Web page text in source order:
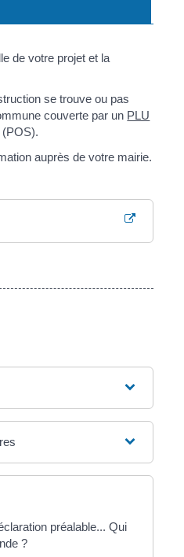
de votre projet et la
se trouve ou pas
couverte par un PLU
auprès de votre mairie.
préalable... Qui
?